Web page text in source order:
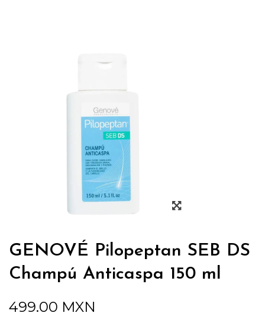
GENOVÉ Pilopeptan SEB DS
Champú Anticaspa 150 ml
499.00 MXN